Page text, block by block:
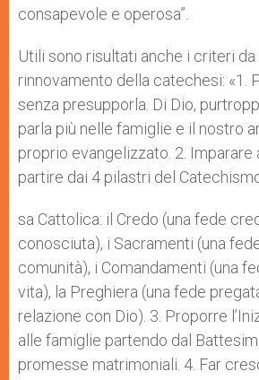
consapevole e operosa”.
Utili sono risultati anche i criteri da
rinnovamento della catechesi: «1.
senza presupporla. Di Dio,
parla più nelle famiglie e il nostro
proprio evangelizzato. 2. Imparare
partire dai 4 pilastri del
sa Cattolica: il Credo (una fede
conosciuta), i Sacramenti (una
comunità), i Comandamenti (una
vita), la Preghiera (una fede
relazione con Dio). 3. Proporre
alle famiglie partendo dal
promesse matrimoniali. 4. Far